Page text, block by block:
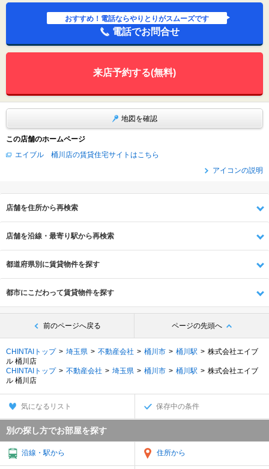
おすすめ！電話ならやりとりがスムーズです
電話でお問合せ
来店予約する(無料)
地図を確認
この店舗のホームページ
エイブル 桶川店の賃貸住宅サイトはこちら
アイコンの説明
店舗を住所から再検索
店舗を沿線・最寄り駅から再検索
都道府県別に賃貸物件を探す
都市にこだわって賃貸物件を探す
前のページへ戻る ページの先頭へ
CHINTAIトップ 埼玉県 不動産会社 桶川市 桶川駅
株式会社エイブ
ル 桶川店
CHINTAIトップ
不動産会社 埼玉県 桶川市 桶川駅
株式会社エイブ
ル 桶川店
気になるリスト 保存中の条件
別の探し方でお部屋を探す
沿線・駅から 住所から